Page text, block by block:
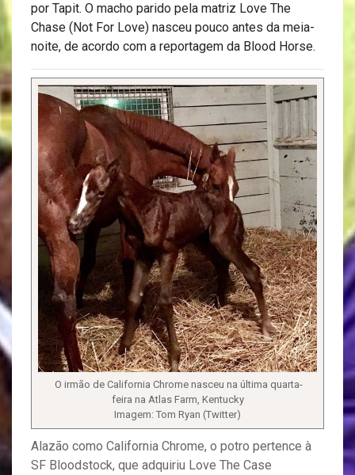
por Tapit. O macho parido pela matriz Love The
Chase (Not For Love) nasceu pouco antes da meia-
noite, de acordo com a reportagem da Blood Horse.
O irmão de California Chrome nasceu na última quarta-
feira na Atlas Farm, Kentucky
Imagem: Tom Ryan (Twitter)
Alazão como California Chrome, o potro pertence à
SF Bloodstock, que adquiriu Love The Case